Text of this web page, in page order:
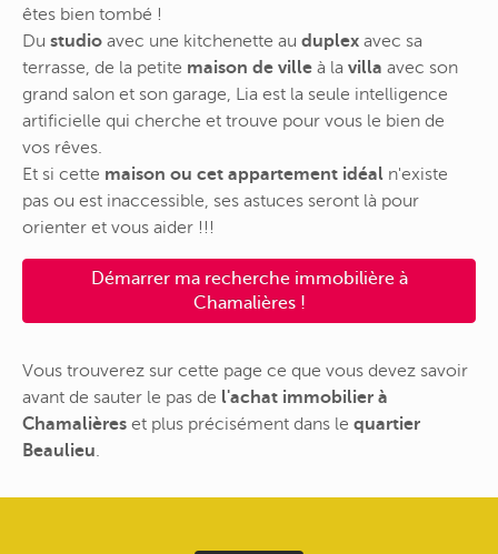
êtes bien tombé !
Du studio avec une kitchenette au duplex avec sa
terrasse, de la petite maison de ville à la villa avec son
grand salon et son garage, Lia est la seule intelligence
artificielle qui cherche et trouve pour vous le bien de
vos rêves.
Et si cette maison ou cet appartement idéal n'existe
pas ou est inaccessible, ses astuces seront là pour
orienter et vous aider !!!
Démarrer ma recherche immobilière à
Chamalières !
Vous trouverez sur cette page ce que vous devez savoir
avant de sauter le pas de l'achat immobilier à
Chamalières et plus précisément dans le quartier
Beaulieu.